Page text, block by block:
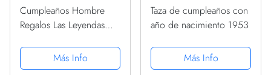
Cumpleaños Hombre
Regalos Las Leyendas
Más Info
Taza de cumpleaños con
año de nacimiento 1953
Más Info